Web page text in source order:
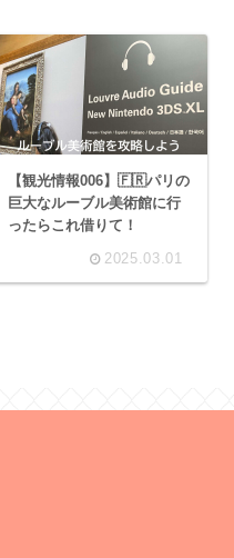
【観光情報006】🇫🇷パリの
巨大なルーブル美術館に行
ったらこれ借りて！
2025.03.01